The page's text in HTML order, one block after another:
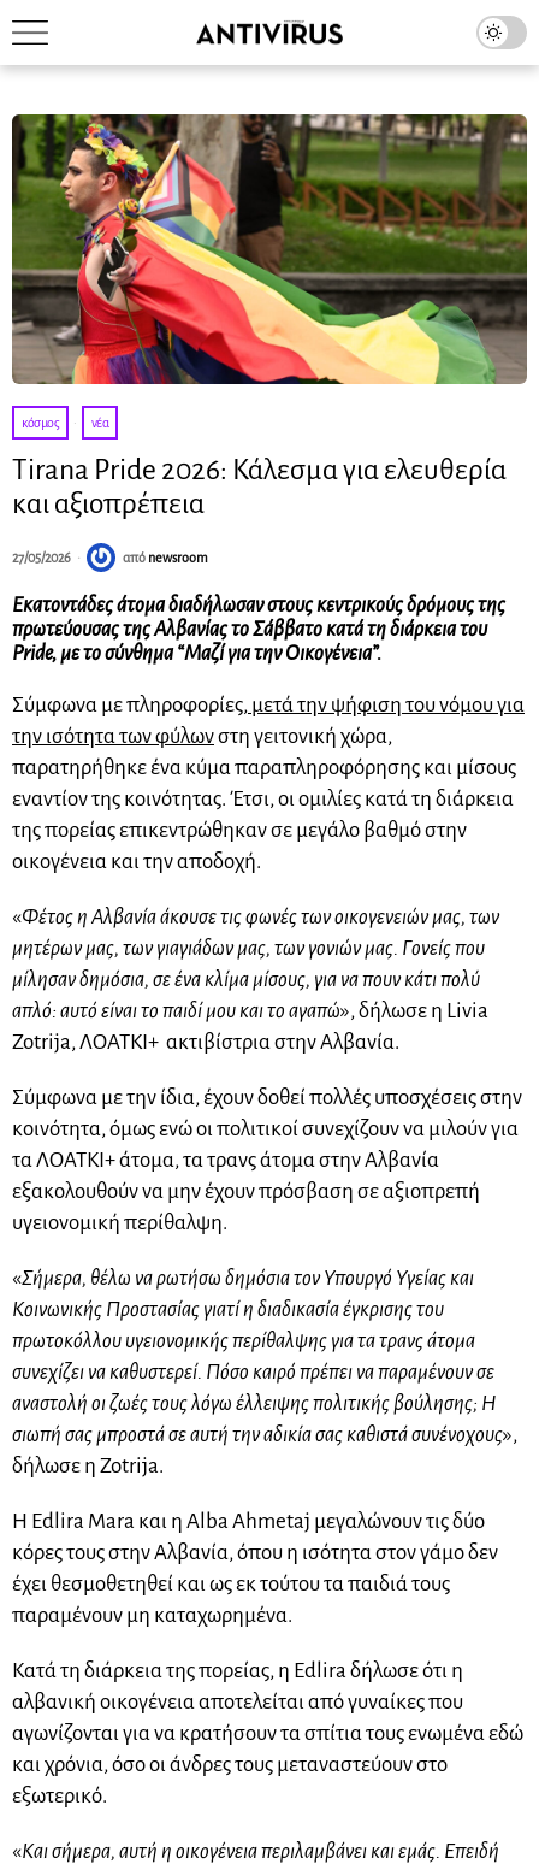
κόσμος · νέα
Tirana Pride 2026: Κάλεσμα για ελευθερία
και αξιοπρέπεια
27/05/2026 από newsroom
Εκατοντάδες άτομα διαδήλωσαν στους κεντρικούς δρόμους της
πρωτεύουσας της Αλβανίας το Σάββατο κατά τη διάρκεια του
Pride, με το σύνθημα “Μαζί για την Οικογένεια”.
Σύμφωνα με πληροφορίες, μετά την ψήφιση του νόμου για
την ισότητα των φύλωνστη γειτονική χώρα,
παρατηρήθηκε ένα κύμα παραπληροφόρησης και μίσους
εναντίον της κοινότητας. Έτσι, οι ομιλίες κατά τη διάρκεια
της πορείας επικεντρώθηκαν σε μεγάλο βαθμό στην
οικογένεια και την αποδοχή.
«Φέτος η Αλβανία άκουσε τις φωνές των οικογενειών μας, των
μητέρων μας, των γιαγιάδων μας, των γονιών μας. Γονείς που
μίλησαν δημόσια, σε ένα κλίμα μίσους, για να πουν κάτι πολύ
απλό: αυτό είναι το παιδί μου και το αγαπώ», δήλωσε η Livia
Zotrija, ΛΟΑΤΚΙ+ ακτιβίστρια στην Αλβανία.
Σύμφωνα με την ίδια, έχουν δοθεί πολλές υποσχέσεις στην
κοινότητα, όμως ενώ οι πολιτικοί συνεχίζουν να μιλούν για
τα ΛΟΑΤΚΙ+ άτομα, τα τρανς άτομα στην Αλβανία
εξακολουθούν να μην έχουν πρόσβαση σε αξιοπρεπή
υγειονομική περίθαλψη.
«Σήμερα, θέλω να ρωτήσω δημόσια τον Υπουργό Υγείας και
Κοινωνικής Προστασίας γιατί η διαδικασία έγκρισης του
πρωτοκόλλου υγειονομικής περίθαλψης για τα τρανς άτομα
συνεχίζει να καθυστερεί. Πόσο καιρό πρέπει να παραμένουν σε
αναστολή οι ζωές τους λόγω έλλειψης πολιτικής βούλησης; Η
σιωπή σας μπροστά σε αυτή την αδικία σας καθιστά συνένοχους»,
δήλωσε η Zotrija.
Η Edlira Mara και η Alba Ahmetaj μεγαλώνουν τις δύο
κόρες τους στην Αλβανία, όπου η ισότητα στον γάμο δεν
έχει θεσμοθετηθεί και ως εκ τούτου τα παιδιά τους
παραμένουν μη καταχωρημένα.
Κατά τη διάρκεια της πορείας, η Edlira δήλωσε ότι η
αλβανική οικογένεια αποτελείται από γυναίκες που
αγωνίζονται για να κρατήσουν τα σπίτια τους ενωμένα εδώ
και χρόνια, όσο οι άνδρες τους μεταναστεύουν στο
εξωτερικό.
«Και σήμερα, αυτή η οικογένεια περιλαμβάνει και εμάς. Επειδή